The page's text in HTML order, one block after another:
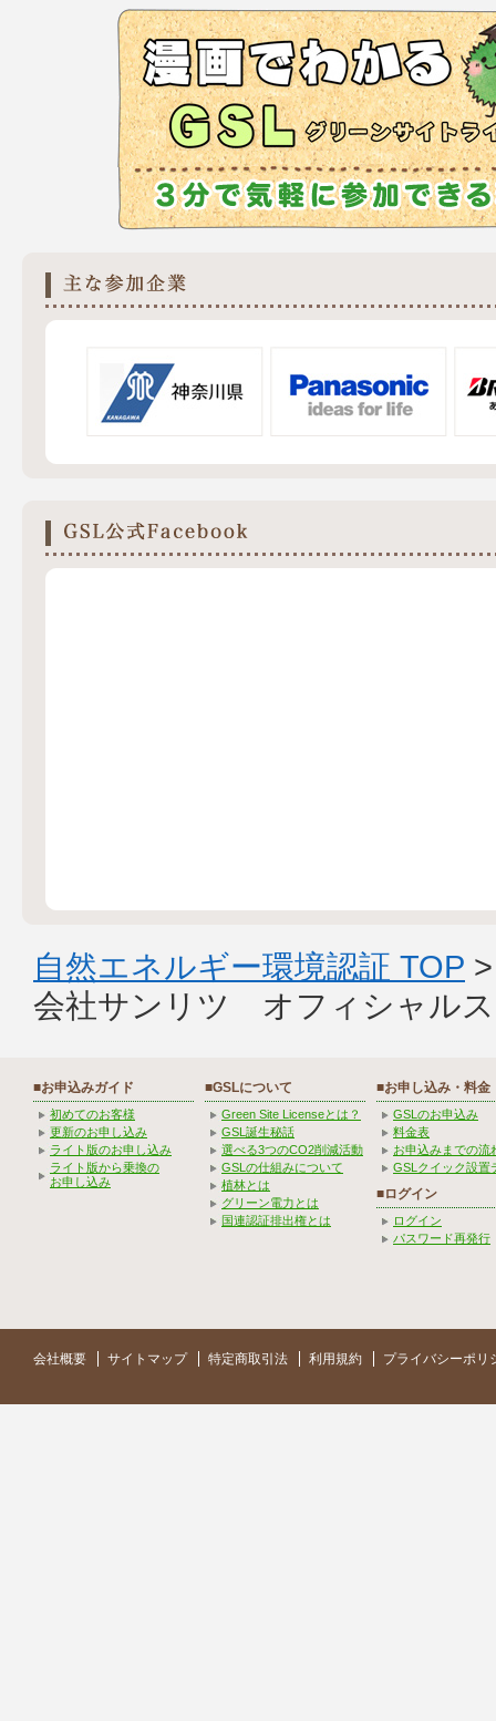
自然エネルギー環境認証 TOP
会社サンリツ オフィシャル
■お申込みガイド
初めてのお客様
更新のお申し込み
ライト版のお申し込み
ライト版から乗換の
お申し込み
■GSLについて
Green Site Licenseとは？
GSL誕生秘話
選べる3つのCO2削減活動
GSLの仕組みについて
植林とは
グリーン電力とは
国連認証排出権とは
■お申し込み・料金
GSLのお申込み
料金表
お申込みまでの流
GSLクイック設置
■ログイン
ログイン
パスワード再発行
会社概要 サイトマップ 特定商取引法 利用規約 プライバシーポリ